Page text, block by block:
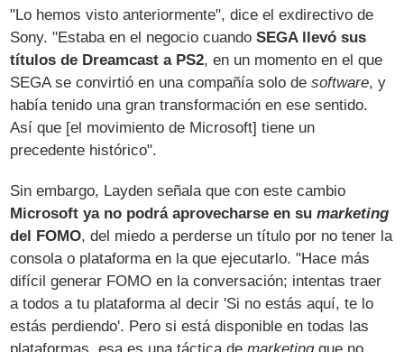
"Lo hemos visto anteriormente", dice el exdirectivo de
Sony. "Estaba en el negocio cuandoSEGA llevó sus
títulos de Dreamcast a PS2, en un momento en el que
SEGA se convirtió en una compañía solo desoftware, y
había tenido una gran transformación en ese sentido.
Así que [el movimiento de Microsoft] tiene un
precedente histórico".
Sin embargo, Layden señala que con este cambio
Microsoft ya no podrá aprovecharse en sumarketing
del FOMO, del miedo a perderse un título por no tener la
consola o plataforma en la que ejecutarlo. "Hace más
difícil generar FOMO en la conversación; intentas traer
a todos a tu plataforma al decir 'Si no estás aquí, te lo
estás perdiendo'. Pero si está disponible en todas las